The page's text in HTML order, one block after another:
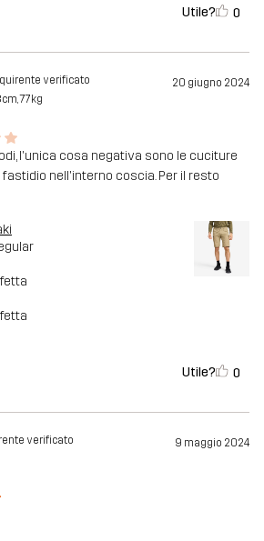
Utile? 0
verificato 20 giugno 2024
77kg
l'unica cosa negativa sono le cuciture
fastidio nell'interno coscia. Per il resto
Utile? 0
verificato 9 maggio 2024